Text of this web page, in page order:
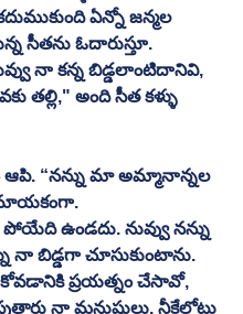
ఏన్నో జన్మల
సీతను ఓదారుస్తూ.
నా కన్న బిడ్డలాంటిదానివి,
తల్లి," అంది సీత కళ్ళు
ఆపి. “నన్ను మా అమ్మానాన్నల
ఉండదు. నువ్వు నన్ను
నా బిడ్డగా చూసుకుంటాను.
ప్రయత్నం చేసావో,
నా మనుషులు. నీకేలోటు